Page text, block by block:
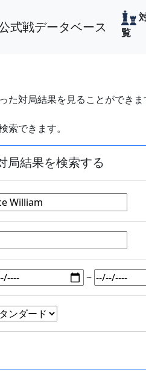
式戦データベース
覧
た対局結果を見ることができ
索できます。
局結果を検索する
~